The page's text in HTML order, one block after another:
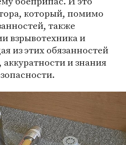
который, помимо
также
взрывотехника и
из этих обязанностей
и знания